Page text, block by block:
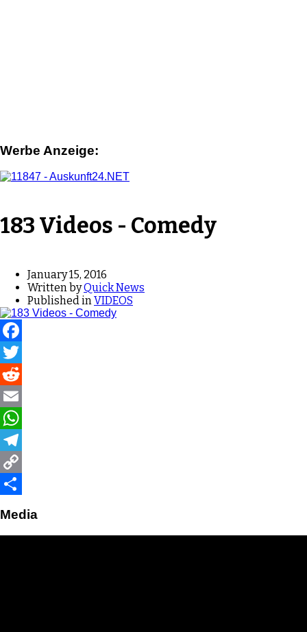
Werbe Anzeige:
183 Videos - Comedy
January 15, 2016
Written byQuick News
Published in VIDEOS
Facebook
Twitter
Reddit
Email
WhatsApp
Telegram
Copy
Media